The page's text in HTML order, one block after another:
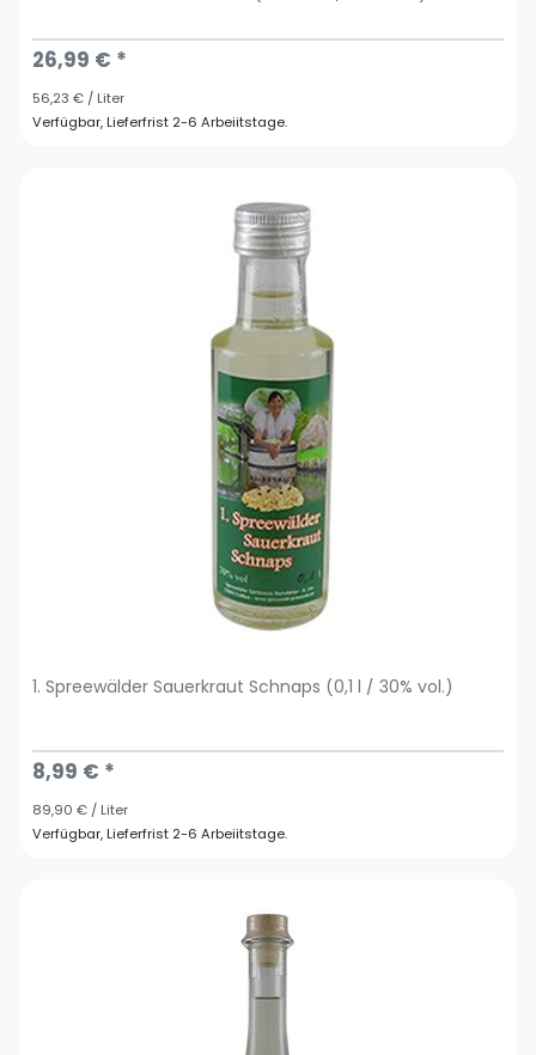
26,99 € *
56,23 € / Liter
Verfügbar, Lieferfrist 2-6 Arbeiitstage.
1. Spreewälder Sauerkraut Schnaps (0,1 l / 30% vol.)
8,99 € *
89,90 € / Liter
Verfügbar, Lieferfrist 2-6 Arbeiitstage.